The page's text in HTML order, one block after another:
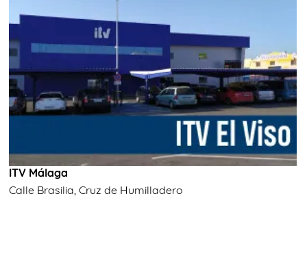
ITV Málaga
Calle Brasilia, Cruz de Humilladero